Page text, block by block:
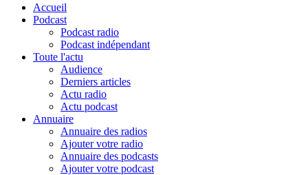
Accueil
Podcast
Podcast radio
Podcast indépendant
Toute l'actu
Audience
Derniers articles
Actu radio
Actu podcast
Annuaire
Annuaire des radios
Ajouter votre radio
Annuaire des podcasts
Ajouter votre podcast